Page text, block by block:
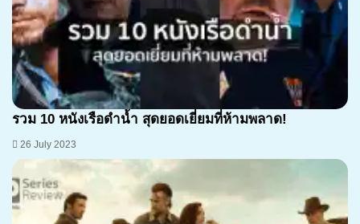
รวม 10 หนังเรือดำน้ำ สุดยอดเยี่ยมที่ห้ามพลาด!
26 July 2023